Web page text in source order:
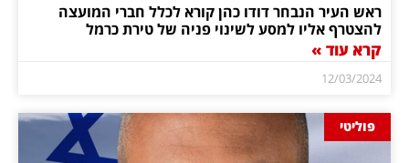
ראש העיר הנבחר דודו כהן קורא לכלל חברי המועצה
להצטרף אליו למסע לשינוי פניה של טירת כרמל
קרא עוד »
12/03/2024
פוליטי